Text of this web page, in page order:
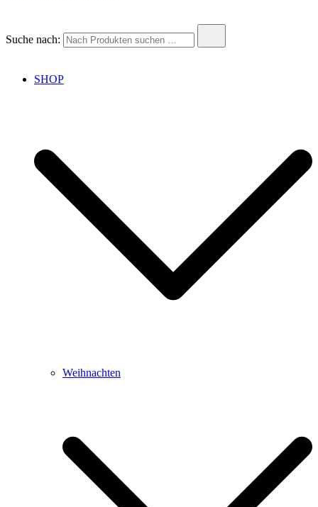
Suche nach:
SHOP
Weihnachten